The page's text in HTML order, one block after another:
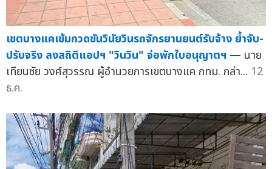
เขตบางแคเข้มกวดขันวินัยวินรถจักรยานยนต์รับจ้าง ย้ำจับ-
ปรับจริง ลงสถิติแอปฯ "วินวิน" จ่อพักใบอนุญาตฯ — นาย
เทียนชัย วงศ์สุวรรณ ผู้อำนวยการเขตบางแค กทม. กล่า... 12
ธ.ค.